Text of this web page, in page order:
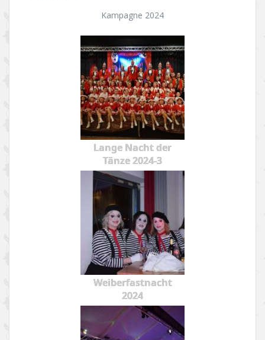
Kampagne 2024
Lange Nacht der
Tänze 2024-3
Weiberfastnacht
2024